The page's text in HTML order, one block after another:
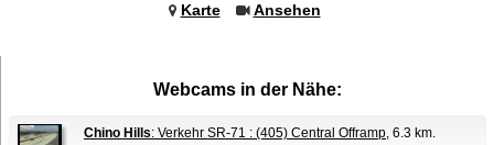
Karte Ansehen
Webcams in der Nähe:
Chino Hills: Verkehr SR-71 : (405) Central Offramp, 6.3 km.